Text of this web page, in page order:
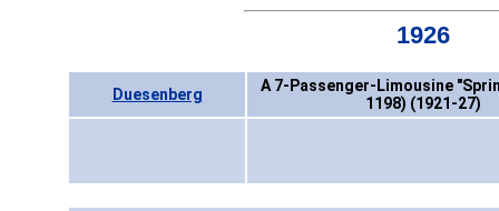
1926
Duesenberg
A 7-Passenger-Limousine
1198) (1921-27)